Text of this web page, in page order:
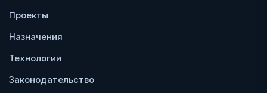
Проекты
Назначения
Технологии
Законодательство